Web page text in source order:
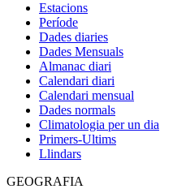
Estacions
Període
Dades diaries
Dades Mensuals
Almanac diari
Calendari diari
Calendari mensual
Dades normals
Climatologia per un dia
Primers-Ultims
Llindars
GEOGRAFIA